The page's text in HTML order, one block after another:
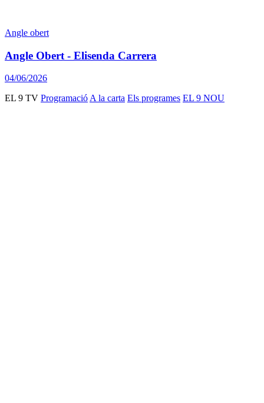
Angle obert
Angle Obert - Elisenda Carrera
04/06/2026
EL 9 TV Programació A la carta Els programes EL 9 NOU